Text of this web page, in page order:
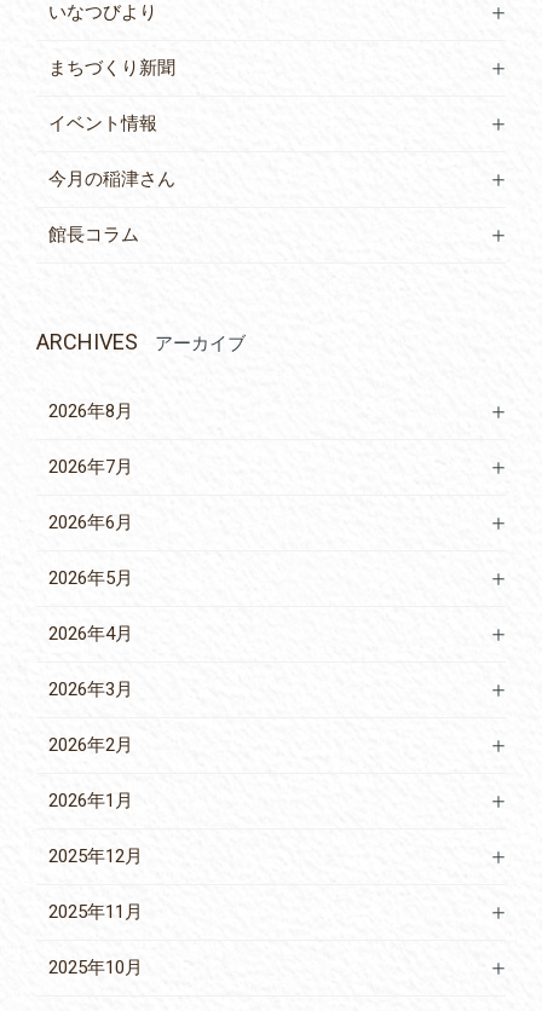
いなつびより
まちづくり新聞
イベント情報
今月の稲津さん
館長コラム
ARCHIVES アーカイブ
2026年8月
2026年7月
2026年6月
2026年5月
2026年4月
2026年3月
2026年2月
2026年1月
2025年12月
2025年11月
2025年10月